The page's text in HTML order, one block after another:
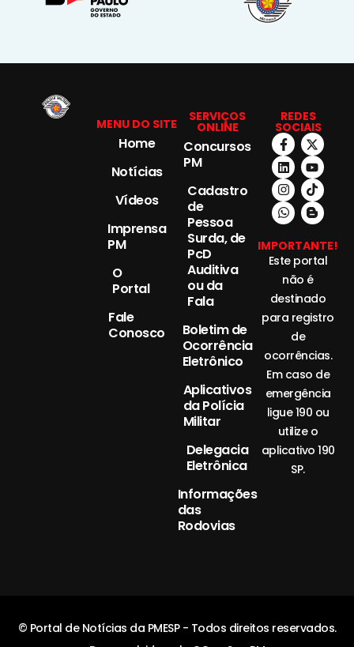
MENU DO SITE
Home
Notícias
Vídeos
Imprensa
PM
O
Portal
Fale
Conosco
SERVIÇOS
ONLINE
Concursos
PM
Cadastro
de
Pessoa
Surda, de
PcD
Auditiva
ou da
Fala
Boletim de
Ocorrência
Eletrônico
Aplicativos
da Polícia
Militar
Delegacia
Eletrônica
Informações
das
Rodovias
REDES
SOCIAIS
IMPORTANTE!
Este portal
não é
destinado
para registro
de
ocorrências.
Em caso de
emergência
ligue 190 ou
utilize o
aplicativo 190
SP.
© Portal de Notícias da PMESP - Todos direitos reservados.